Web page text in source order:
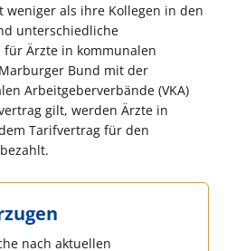
weniger als ihre Kollegen in den
unterschiedliche
Ärzte in kommunalen
Bund mit der
Arbeitgeberverbände (VKA)
gilt, werden Ärzte in
Tarifvertrag für den
nach aktuellen